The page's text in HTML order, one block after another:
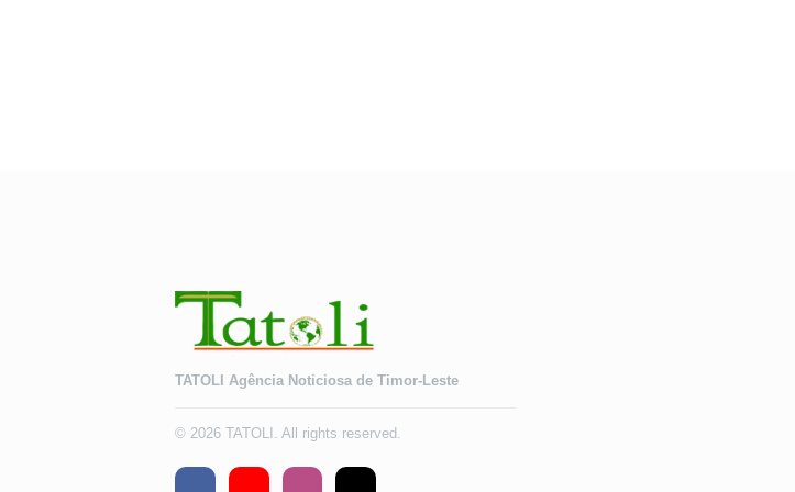
TATOLI Agência Noticiosa de Timor-Leste
© 2026 TATOLI. All rights reserved.